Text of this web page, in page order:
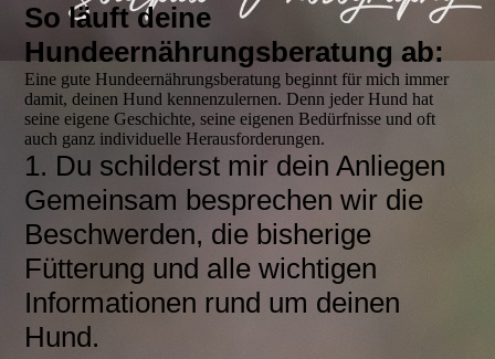
So läuft deine
Hundeernährungsberatung ab:
Eine gute Hundeernährungsberatung beginnt für mich immer
damit, deinen Hund kennenzulernen. Denn jeder Hund hat
seine eigene Geschichte, seine eigenen Bedürfnisse und oft
auch ganz individuelle Herausforderungen.
1. Du schilderst mir dein Anliegen
Gemeinsam besprechen wir die
Beschwerden, die bisherige
Fütterung und alle wichtigen
Informationen rund um deinen
Hund.